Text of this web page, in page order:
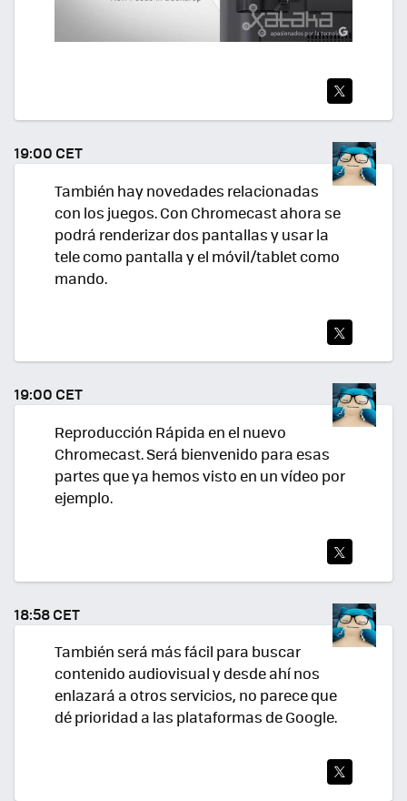
TWI
TEA
R
19:00 CET
También hay novedades relacionadas
con los juegos. Con Chromecast ahora se
podrá renderizar dos pantallas y usar la
tele como pantalla y el móvil/tablet como
mando.
TWI
TEA
R
19:00 CET
Reproducción Rápida en el nuevo
Chromecast. Será bienvenido para esas
partes que ya hemos visto en un vídeo por
ejemplo.
TEA
R
18:58 CET
También será más fácil para buscar
contenido audiovisual y desde ahí nos
enlazará a otros servicios, no parece que
dé prioridad a las plataformas de Google.